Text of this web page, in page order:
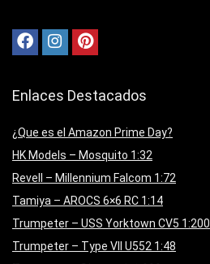
Enlaces Destacados
¿Que es el Amazon Prime Day?
HK Models – Mosquito 1:32
Revell – Millennium Falcom 1:72
Tamiya – AROCS 6×6 RC 1:14
Trumpeter – USS Yorktown CV5 1:200
Trumpeter – Type VII U552 1:48